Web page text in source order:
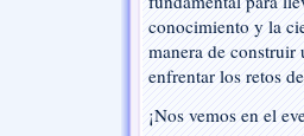
conocimiento y la
manera de construir
enfrentar los retos
¡Nos vemos en el